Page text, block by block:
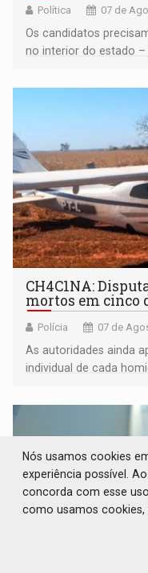
Política 07 de
Os candidatos
no interior do estado
garantir
CH4C1NA:
mortos em cinco
Polícia 07 de
As autoridades ainda
individual de cada
Nós usamos cookies
experiência possível.
concorda com esse
como usamos cookies,